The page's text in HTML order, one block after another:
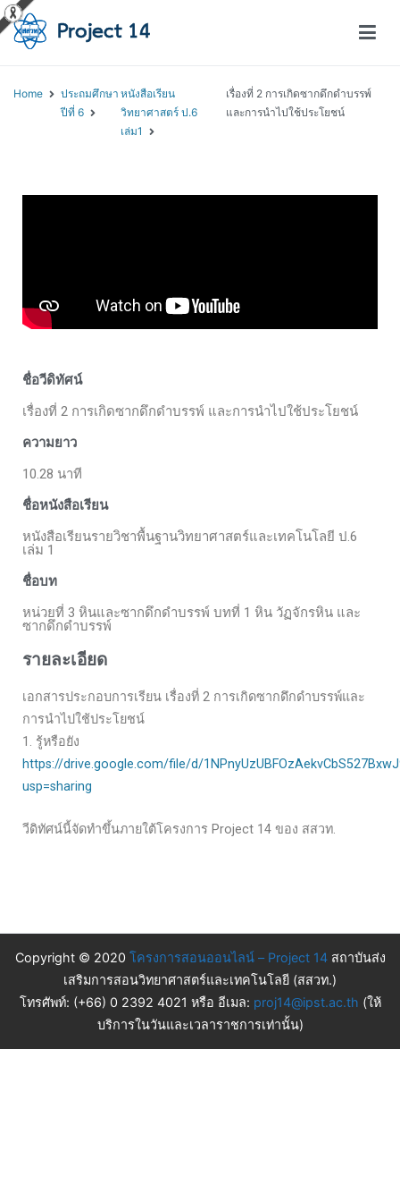
Home
ประถมศึกษา
ปีที่ 6
หนังสือเรียน
วิทยาศาสตร์ ป.6
เล่ม1
เรื่องที่ 2 การเกิดซากดึกดำบรรพ์
และการนำไปใช้ประโยชน์
ชื่อวีดิทัศน์
เรื่องที่ 2 การเกิดซากดึกดำบรรพ์ และการนำไปใช้ประโยชน์
ความยาว
10.28 นาที
ชื่อหนังสือเรียน
หนังสือเรียนรายวิชาพื้นฐานวิทยาศาสตร์และเทคโนโลยี ป.6
เล่ม 1
ชื่อบท
หน่วยที่ 3 หินและซากดึกดำบรรพ์ บทที่ 1 หิน วัฏจักรหิน และ
ซากดึกดำบรรพ์
รายละเอียด
เอกสารประกอบการเรียน เรื่องที่ 2 การเกิดซากดึกดำบรรพ์และ
การนำไปใช้ประโยชน์
1. รู้หรือยัง
https://drive.google.com/file/d/
usp=sharing
วีดิทัศน์นี้จัดทำขึ้นภายใต้โครงการ Project 14 ของ สสวท.
Copyright © 2020 โครงการสอนออนไลน์ – Project 14สถาบันส่ง
เสริมการสอนวิทยาศาสตร์และเทคโนโลยี (สสวท.)
โทรศัพท์: (+66) 0 2392 4021 หรือ อีเมล: proj14@ipst.ac.th (ให้
บริการในวันและเวลาราชการเท่านั้น)